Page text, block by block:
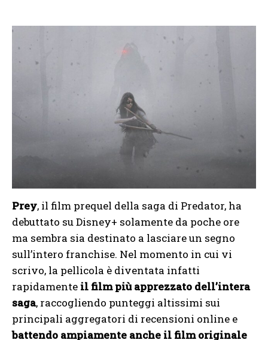
Prey, il film prequel della saga di Predator, ha
debuttato su Disney+ solamente da poche ore
ma sembra sia destinato a lasciare un segno
sull’intero franchise. Nel momento in cui vi
scrivo, la pellicola è diventata infatti
rapidamente il film più apprezzato dell’intera
saga, raccogliendo punteggi altissimi sui
principali aggregatori di recensioni online e
battendo ampiamente anche il film originale